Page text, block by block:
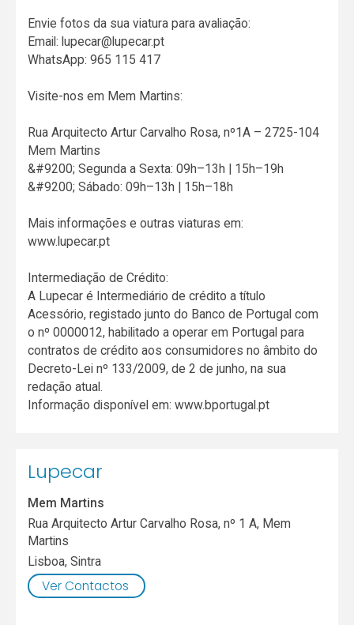
Envie fotos da sua viatura para avaliação:
Email: lupecar@lupecar.pt
WhatsApp: 965 115 417
Visite-nos em Mem Martins:
Rua Arquitecto Artur Carvalho Rosa, nº1A – 2725-104
Mem Martins
&#9200; Segunda a Sexta: 09h–13h | 15h–19h
&#9200; Sábado: 09h–13h | 15h–18h
Mais informações e outras viaturas em:
www.lupecar.pt
Intermediação de Crédito:
A Lupecar é Intermediário de crédito a título
Acessório, registado junto do Banco de Portugal com
o nº 0000012, habilitado a operar em Portugal para
contratos de crédito aos consumidores no âmbito do
Decreto-Lei nº 133/2009, de 2 de junho, na sua
redação atual.
Informação disponível em: www.bportugal.pt
Lupecar
Mem Martins
Rua Arquitecto Artur Carvalho Rosa, nº 1 A, Mem
Martins
Lisboa,Sintra
Ver Contactos